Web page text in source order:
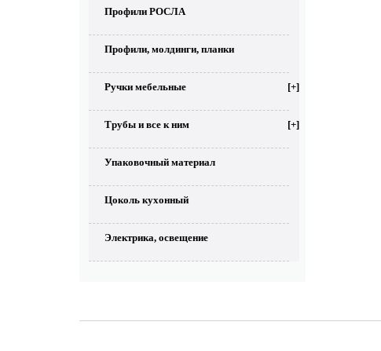
Профили РОСЛА
Профили, молдинги, планки
Ручки мебельные [+]
Трубы и все к ним [+]
Упаковочный материал
Цоколь кухонный
Электрика, освещение